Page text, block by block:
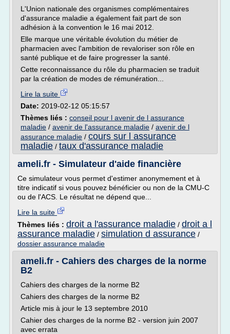
L'Union nationale des organismes complémentaires
d'assurance maladie a également fait part de son
adhésion à la convention le 16 mai 2012.
Elle marque une véritable évolution du métier de
pharmacien avec l'ambition de revaloriser son rôle en
santé publique et de faire progresser la santé.
Cette reconnaissance du rôle du pharmacien se traduit
par la création de modes de rémunération...
Lire la suite
Date: 2019-02-12 05:15:57
Thèmes liés : conseil pour l avenir de l assurance
maladie / avenir de l'assurance maladie / avenir de l
assurance maladie / cours sur l assurance
maladie / taux d'assurance maladie
ameli.fr - Simulateur d'aide financière
Ce simulateur vous permet d'estimer anonymement et à
titre indicatif si vous pouvez bénéficier ou non de la CMU-C
ou de l'ACS. Le résultat ne dépend que...
Lire la suite
Thèmes liés : droit a l'assurance maladie / droit a l
assurance maladie / simulation d assurance /
dossier assurance maladie
ameli.fr - Cahiers des charges de la norme
B2
Cahiers des charges de la norme B2
Cahiers des charges de la norme B2
Article mis à jour le 13 septembre 2010
Cahier des charges de la norme B2 - version juin 2007
avec errata